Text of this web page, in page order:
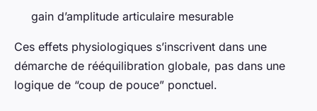
gain d’amplitude articulaire mesurable
Ces effets physiologiques s’inscrivent dans une
démarche de rééquilibration globale, pas dans une
logique de “coup de pouce” ponctuel.